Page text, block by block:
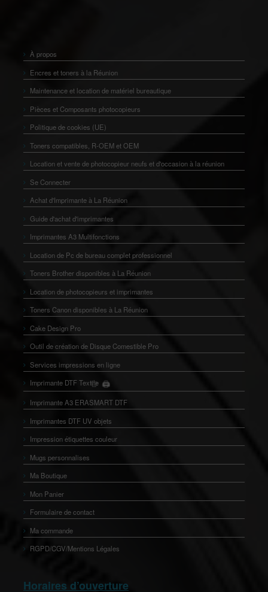
À propos
Encres et toners à la Réunion
Maintenance et location de matériel bureautique
Pièces et Composants photocopieurs
Politique de cookies (UE)
Toners compatibles, R-OEM et OEM
Location et vente de photocopieur neufs et d'occasion à la réunion
Se Connecter
Achat d'Imprimante à La Réunion
Guide d'achat d'imprimantes
Imprimantes A3 Multifonctions
Location de Pc de bureau complet professionnel
Toners Brother disponibles à La Réunion
Location de photocopieurs et imprimantes
Toners Canon disponibles à La Réunion
Cake Design Pro
Outil de création de Disque Comestible Pro
Services impressions en ligne
Imprimante DTF Textile 🖨️
👕
Imprimante A3 ERASMART DTF
Imprimantes DTF UV objets
Impression étiquettes couleur
Mugs personnalises
Ma Boutique
Mon Panier
Formulaire de contact
Ma commande
RGPD/CGV/Mentions Légales
Horaires d’ouverture